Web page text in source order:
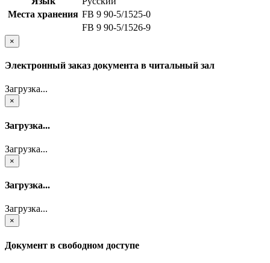
Места хранения FB 9 90-5/1525-0
FB 9 90-5/1526-9
×
Электронный заказ документа в читальный зал
Загрузка...
×
Загрузка...
Загрузка...
×
Загрузка...
Загрузка...
×
Документ в свободном доступе